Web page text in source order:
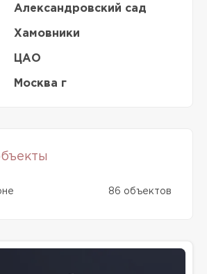
Александровский сад
Хамовники
ЦАО
Москва г
86 объектов